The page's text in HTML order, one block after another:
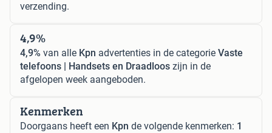
verzending.
4,9%
4,9% van alle Kpn advertenties in de categorie Vaste
telefoons | Handsets en Draadloos zijn in de
afgelopen week aangeboden.
Kenmerken
Doorgaans heeft een Kpn de volgende kenmerken: 1